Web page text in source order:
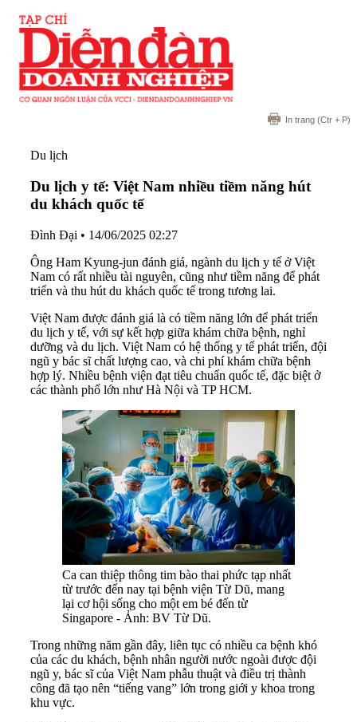
In trang (Ctr + P)
Du lịch
Du lịch y tế: Việt Nam nhiều tiềm năng hút
du khách quốc tế
Đình Đại • 14/06/2025 02:27
Ông Ham Kyung-jun đánh giá, ngành du lịch y tế ở Việt
Nam có rất nhiều tài nguyên, cũng như tiềm năng để phát
triển và thu hút du khách quốc tế trong tương lai.
Việt Nam được đánh giá là có tiềm năng lớn để phát triển
du lịch y tế, với sự kết hợp giữa khám chữa bệnh, nghỉ
dưỡng và du lịch. Việt Nam có hệ thống y tế phát triển, đội
ngũ y bác sĩ chất lượng cao, và chi phí khám chữa bệnh
hợp lý. Nhiều bệnh viện đạt tiêu chuẩn quốc tế, đặc biệt ở
các thành phố lớn như Hà Nội và TP HCM.
Ca can thiệp thông tim bào thai phức tạp nhất
từ trước đến nay tại bệnh viện Từ Dũ, mang
lại cơ hội sống cho một em bé đến từ
Singapore - Ảnh: BV Từ Dũ.
Trong những năm gần đây, liên tục có nhiều ca bệnh khó
của các du khách, bệnh nhân người nước ngoài được đội
ngũ y, bác sĩ của Việt Nam phẫu thuật và điều trị thành
công đã tạo nên “tiếng vang” lớn trong giới y khoa trong
khu vực.